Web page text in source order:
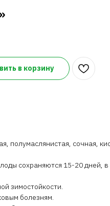
в корзину
полумаслянистая, сочная,
сохраняются 15-20 дней,
зимостойкости.
болезням.